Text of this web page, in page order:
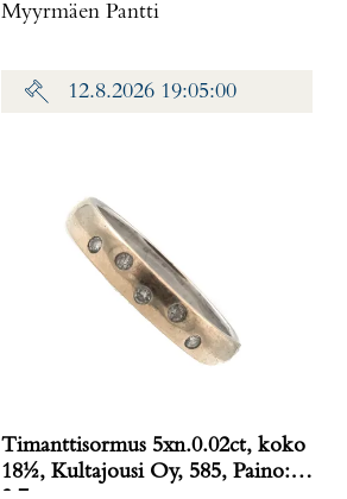
Myyrmäen Pantti
12.8.2026 19:05:00
Timanttisormus 5xn.0.02ct, koko
18½, Kultajousi Oy, 585, Paino: